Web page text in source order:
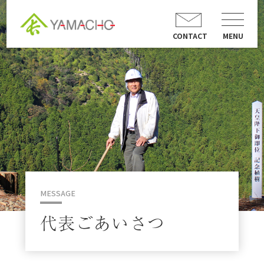
MENU
CONTACT
MESSAGE
代表ごあいさつ